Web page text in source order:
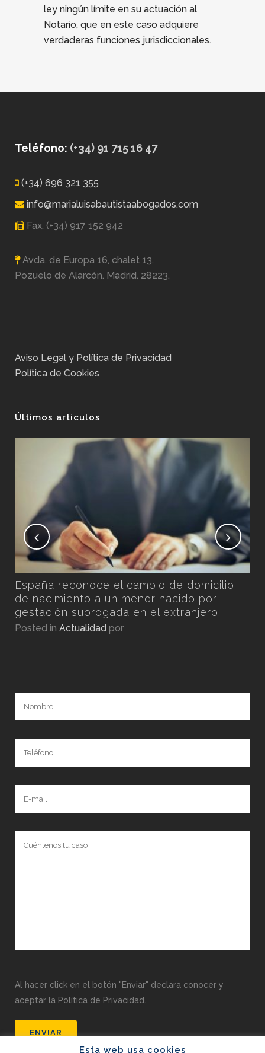
ley ningún límite en su actuación al
Notario, que en este caso adquiere
verdaderas funciones jurisdiccionales.
Teléfono: (+34) 91 715 16 47
(+34) 696 321 355
info@marialuisabautistaabogados.com
Fax. (+34) 917 152 942
Avda. de Europa 16, chalet 13.
Pozuelo de Alarcón. Madrid. 28223.
Aviso Legal y Política de Privacidad
Política de Cookies
Últimos artículos
España reconoce el cambio de domicilio
de nacimiento a un menor nacido por
gestación subrogada en el extranjero
Posted in Actualidad por
Al hacer click en el botón "Enviar" declara conocer y
aceptar la Política de Privacidad.
Esta web usa cookies